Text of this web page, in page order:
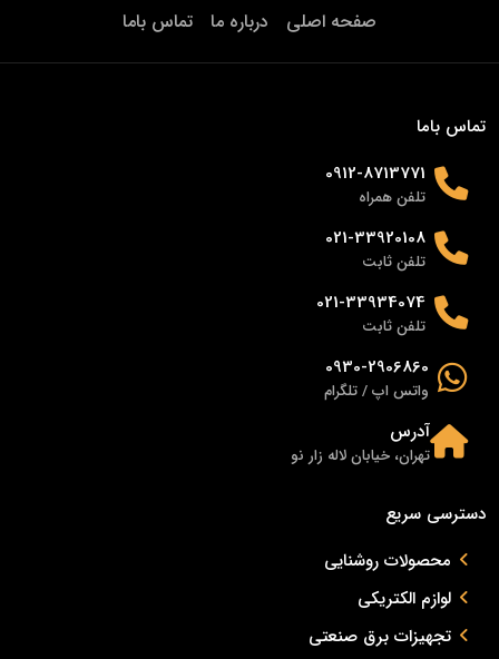
صفحه اصلی درباره ما تماس باما
تماس باما
0912-8713771
تلفن همراه
021-33920108
تلفن ثابت
021-33934074
تلفن ثابت
0930-2906860
واتس اپ / تلگرام
آدرس
تهران، خیابان لاله زار نو
دسترسی سریع
محصولات روشنایی
لوازم الکتریکی
تجهیزات برق صنعتی